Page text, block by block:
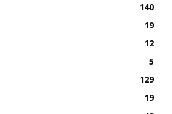
140
19
12
5
129
19